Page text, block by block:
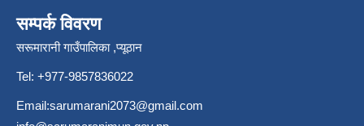
सम्पर्क विवरण
सरूमारानी गाउँपालिका ,प्यूठान
Tel: +977-9857836022
Email:sarumarani2073@gmail.com